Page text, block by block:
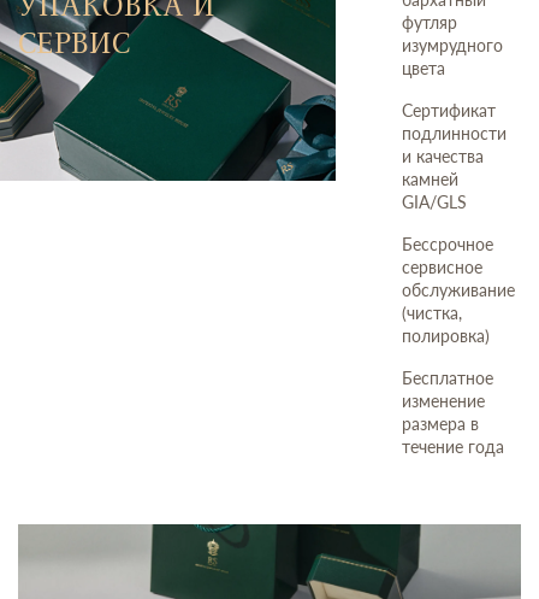
СЕРВИС
футляр
изумрудного
цвета
Сертификат
подлинности
и качества
камней
GIA/GLS
Бессрочное
сервисное
обслуживание
(чистка,
полировка)
Бесплатное
изменение
размера в
течение года